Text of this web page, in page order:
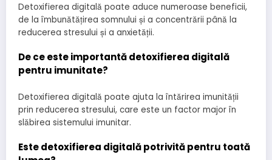
Detoxifierea digitală poate aduce numeroase beneficii,
de la îmbunătățirea somnului și a concentrării până la
reducerea stresului și a anxietății.
De ce este importantă detoxifierea digitală
pentru imunitate?
Detoxifierea digitală poate ajuta la întărirea imunității
prin reducerea stresului, care este un factor major în
slăbirea sistemului imunitar.
Este detoxifierea digitală potrivită pentru toată